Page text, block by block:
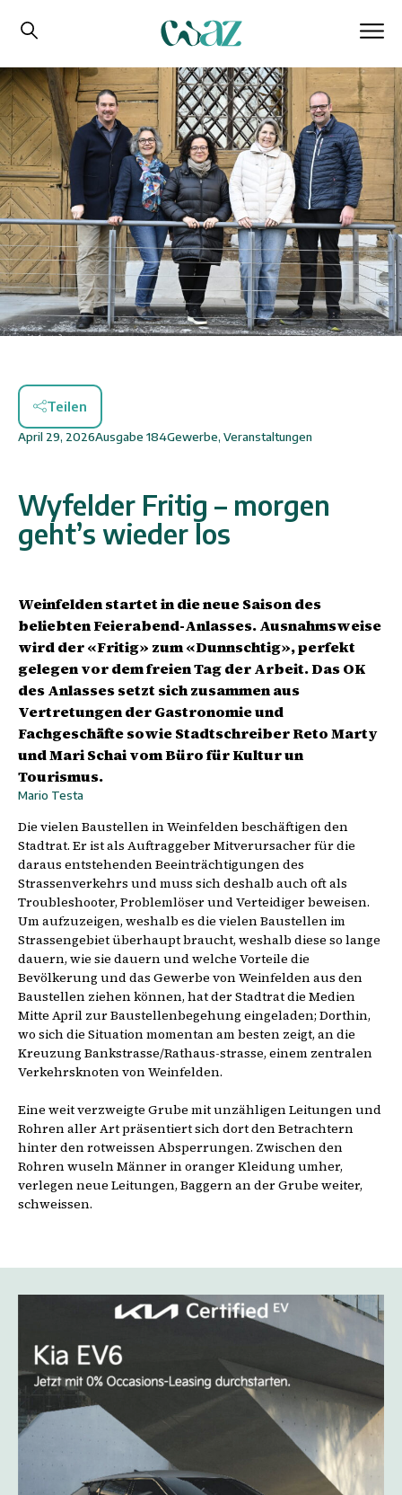
Teilen
April 29, 2026Ausgabe 184Gewerbe, Veranstaltungen
Wyfelder Fritig – morgen
geht’s wieder los
Weinfelden startet in die neue Saison des
beliebten Feierabend-Anlasses. Ausnahmsweise
wird der «Fritig» zum «Dunnschtig», perfekt
gelegen vor dem freien Tag der Arbeit. Das OK
des Anlasses setzt sich zusammen aus
Vertretungen der Gastronomie und
Fachgeschäfte sowie Stadtschreiber Reto Marty
und Mari Schai vom Büro für Kultur un
Tourismus.
Mario Testa
Die vielen Baustellen in Weinfelden beschäftigen den
Stadtrat. Er ist als Auftraggeber Mitverursacher für die
daraus entstehenden Beeinträchtigungen des
Strassenverkehrs und muss sich deshalb auch oft als
Troubleshooter, Problemlöser und Verteidiger beweisen.
Um aufzuzeigen, weshalb es die vielen Baustellen im
Strassengebiet überhaupt braucht, weshalb diese so lange
dauern, wie sie dauern und welche Vorteile die
Bevölkerung und das Gewerbe von Weinfelden aus den
Baustellen ziehen können, hat der Stadtrat die Medien
Mitte April zur Baustellenbegehung eingeladen; Dorthin,
wo sich die Situation momentan am besten zeigt, an die
Kreuzung Bankstrasse/Rathaus-strasse, einem zentralen
Verkehrsknoten von Weinfelden.
Eine weit verzweigte Grube mit unzähligen Leitungen und
Rohren aller Art präsentiert sich dort den Betrachtern
hinter den rotweissen Absperrungen. Zwischen den
Rohren wuseln Männer in oranger Kleidung umher,
verlegen neue Leitungen, Baggern an der Grube weiter,
schweissen.